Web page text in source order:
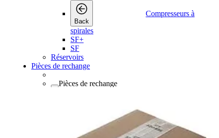
Back
Compresseurs à
spirales
SF+
SF
Réservoirs
Pièces de rechange
Pièces de rechange
Consommables